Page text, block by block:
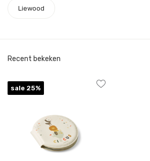
Liewood
Recent bekeken
sale 25%